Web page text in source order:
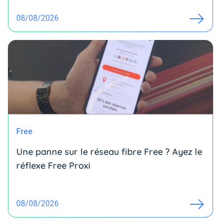
08/08/2026
Free
Une panne sur le réseau fibre Free ? Ayez le
réflexe Free Proxi
08/08/2026